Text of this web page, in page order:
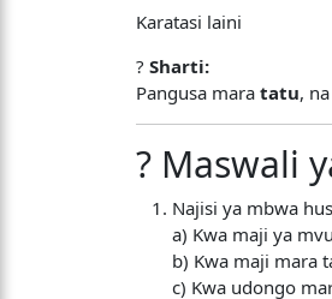
Karatasi laini
?Sharti:
Pangusa maratatu,
? Maswali
Najisi ya mbwa
a) Kwa maji ya
b) Kwa maji mara
c) Kwa udongo